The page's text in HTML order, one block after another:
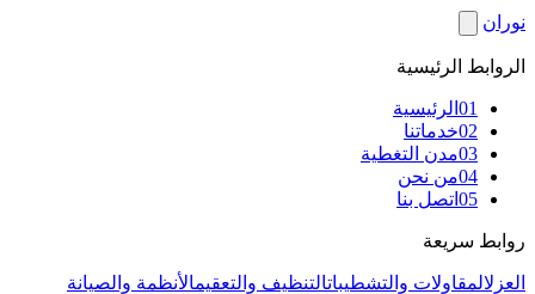
نوران
الروابط الرئيسية
01 الرئيسية
02خدماتنا
03مدن التغطية
04من نحن
05 اتصل بنا
روابط سريعة
العزلالمقاولات والتشطيباتالتنظيف والتعقيمالأنظمة والصيانة